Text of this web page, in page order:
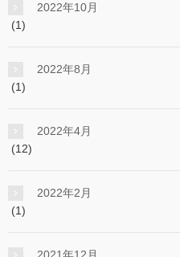
2022年10月
(1)
2022年8月
(1)
2022年4月
(12)
2022年2月
(1)